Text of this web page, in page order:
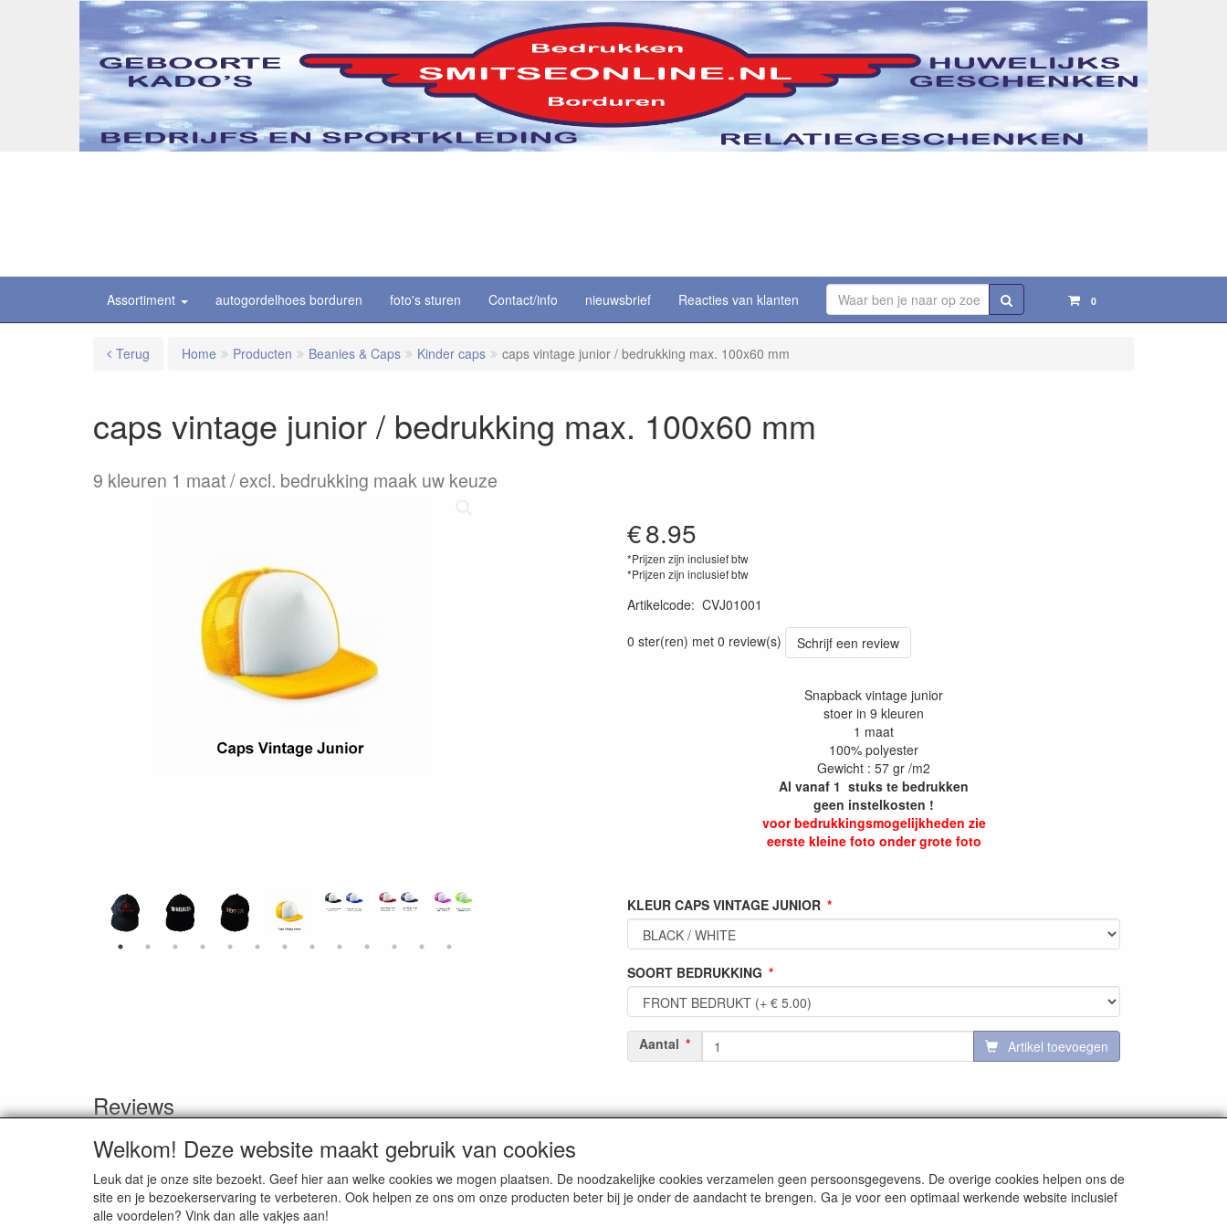
Assortiment autogordelhoes borduren foto's sturen Contact/info nieuwsbrief Reacties van klanten 0
Terug Home Producten Beanies & Caps Kinder caps caps vintage junior / bedrukking max. 100x60 mm
caps vintage junior / bedrukking max. 100x60 mm
9 kleuren 1 maat / excl. bedrukking maak uw keuze
€8.95
*Prijzen zijn inclusief btw
*Prijzen zijn inclusief btw
Artikelcode: CVJ01001
0 ster(ren) met 0 review(s)
Schrijf een review
Snapback vintage junior
stoer in 9 kleuren
1 maat
100% polyester
Gewicht : 57 gr /m2
Al vanaf 1 stuks te bedrukken
geen instelkosten !
voor bedrukkingsmogelijkheden zie
eerste kleine foto onder grote foto
KLEUR CAPS VINTAGE JUNIOR
SOORT BEDRUKKING
Aantal Artikel toevoegen
Reviews
Schrijf een review
Welkom! Deze website maakt gebruik van cookies
Leuk dat je onze site bezoekt. Geef hier aan welke cookies we mogen plaatsen. De noodzakelijke cookies verzamelen geen persoonsgegevens. De overige cookies helpen ons de
site en je bezoekerservaring te verbeteren. Ook helpen ze ons om onze producten beter bij je onder de aandacht te brengen. Ga je voor een optimaal werkende website inclusief
alle voordelen? Vink dan alle vakjes aan!